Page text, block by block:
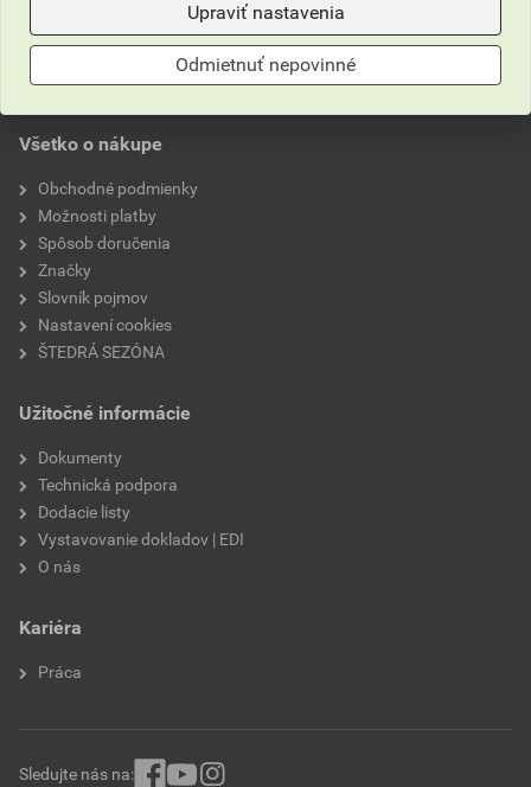
Všetko o nákupe
Obchodné podmienky
Možnosti platby
Spôsob doručenia
Značky
Slovník pojmov
Nastavení cookies
ŠTEDRÁ SEZÓNA
Užitočné informácie
Dokumenty
Technická podpora
Dodacie listy
Vystavovanie dokladov | EDI
O nás
Kariéra
Práca
0911 201 201
stavebniny@dek.sk
Sledujte nás na:
Upraviť nastavenia
Odmietnuť nepovinné